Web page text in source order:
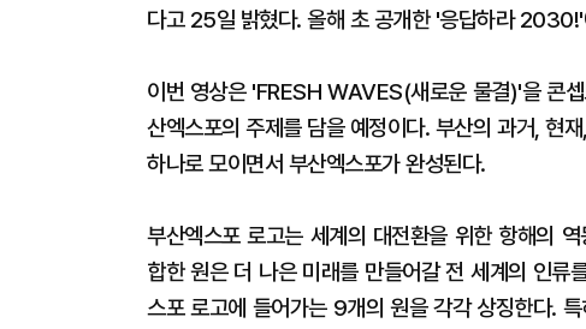
다고 25일 밝혔다. 올해 초 공개한 '응답하라
이번 영상은 'FRESH WAVES(새로운 물결)'을 콘
산엑스포의 주제를 담을 예정이다. 부산의 과거, 현
하나로 모이면서 부산엑스포가 완성된다.
부산엑스포 로고는 세계의 대전환을 위한 항해의
합한 원은 더 나은 미래를 만들어갈 전 세계의 인류
스포 로고에 들어가는 9개의 원을 각각 상징한다.